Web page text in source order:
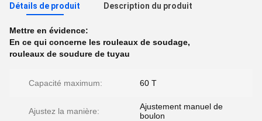
Détails de produit Description du produit
Mettre en évidence:
En ce qui concerne les rouleaux de soudage,
rouleaux de soudure de tuyau
Capacité maximum: 60 T
Ajustez la manière:
Ajustement manuel de
boulon